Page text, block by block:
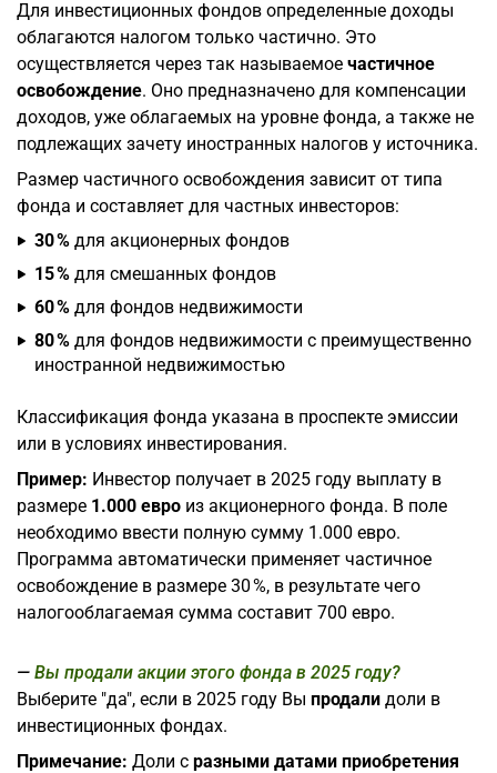
Для инвестиционных фондов определенные доходы
облагаются налогом только частично. Это
осуществляется через так называемое частичное
освобождение. Оно предназначено для компенсации
доходов, уже облагаемых на уровне фонда, а также не
подлежащих зачету иностранных налогов у источника.
Размер частичного освобождения зависит от типа
фонда и составляет для частных инвесторов:
30 % для акционерных фондов
15 % для смешанных фондов
60 % для фондов недвижимости
80 % для фондов недвижимости с преимущественно
иностранной недвижимостью
Классификация фонда указана в проспекте эмиссии
или в условиях инвестирования.
Пример: Инвестор получает в 2025 году выплату в
размере 1.000 евро из акционерного фонда. В поле
необходимо ввести полную сумму 1.000 евро.
Программа автоматически применяет частичное
освобождение в размере 30 %, в результате чего
налогооблагаемая сумма составит 700 евро.
Вы продали акции этого фонда в 2025 году?
Выберите "да", если в 2025 году Вы продали доли в
инвестиционных фондах.
Примечание: Доли с разными датами приобретения